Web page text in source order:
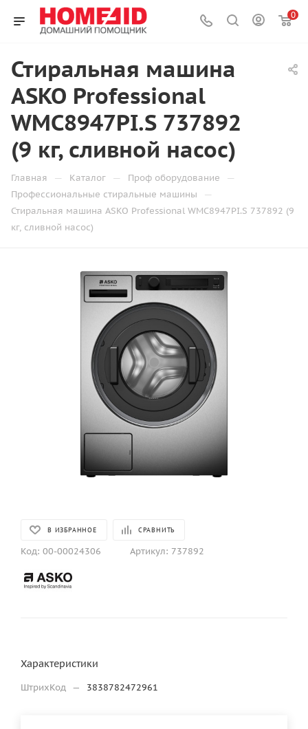
0
Стиральная машина
ASKO Professional
WMC8947PI.S 737892
(9 кг, сливной насос)
Главная — Каталог — Проф оборудование —
Профессиональные стиральные машины —
Стиральная машина ASKO Professional WMC8947PI.S 737892 (9
кг, сливной насос)
В ИЗБРАННОЕ СРАВНИТЬ
Код: 00-00024306 Артикул: 737892
Характеристики
ШтрихКод — 3838782472961